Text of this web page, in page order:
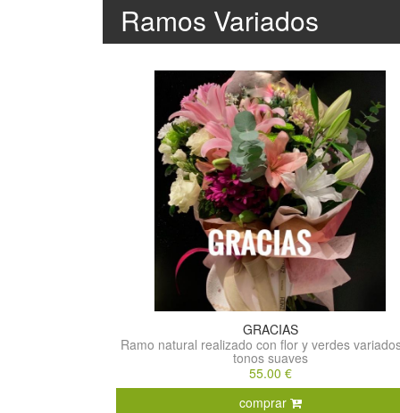
Ramos Variados
GRACIAS
Ramo natural realizado con flor y verdes
tonos suaves
55.00 €
comprar